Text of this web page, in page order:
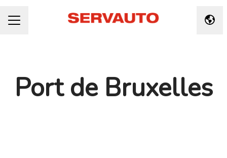
CARRIÈREMENU Taal
Port de Bruxelles